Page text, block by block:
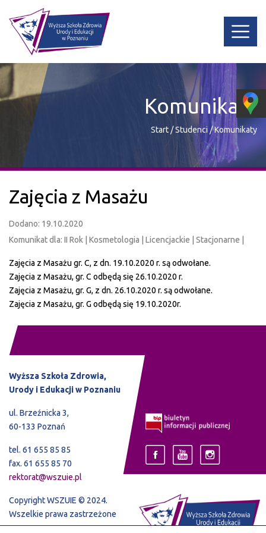
Komunikaty
Start/Studenci /Komunikaty
Zajęcia z Masażu
Dodano: 19.10.2020
Komunikat dla: II Rok | Kosmetologia | Licencjackie | Stacjonarne |
Zajęcia z Masażu gr. C, z dn. 19.10.2020 r. są odwołane.
Zajęcia z Masażu, gr. C odbędą się 26.10.2020 r.
Zajęcia z Masażu, gr. G, z dn. 26.10.2020 r. są odwołane.
Zajęcia z Masażu, gr. G odbędą się 19.10.2020r.
Wyższa Szkoła Zdrowia,
Urody i Edukacji w Poznaniu
ul. Brzeźnicka 3,
60-133 Poznań
tel. 61 655 85 85
fax. 61 655 85 70
rektorat@wszuie.pl
Copyright WSZUIE © 2024.
Wszelkie prawa zastrzeżone